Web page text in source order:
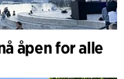
åpen for alle